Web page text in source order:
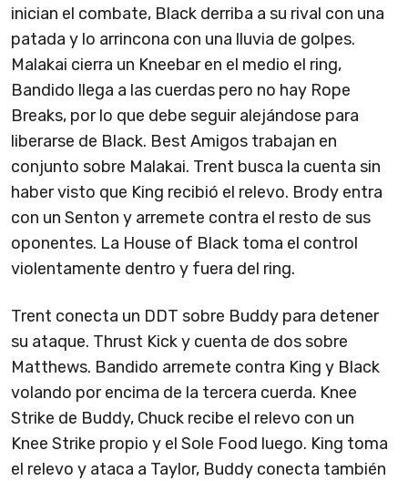
inician el combate, Black derriba a su rival con una
patada y lo arrincona con una lluvia de golpes.
Malakai cierra un Kneebar en el medio el ring,
Bandido llega a las cuerdas pero no hay Rope
Breaks, por lo que debe seguir alejándose para
liberarse de Black. Best Amigos trabajan en
conjunto sobre Malakai. Trent busca la cuenta sin
haber visto que King recibió el relevo. Brody entra
con un Senton y arremete contra el resto de sus
oponentes. La House of Black toma el control
violentamente dentro y fuera del ring.
Trent conecta un DDT sobre Buddy para detener
su ataque. Thrust Kick y cuenta de dos sobre
Matthews. Bandido arremete contra King y Black
volando por encima de la tercera cuerda. Knee
Strike de Buddy, Chuck recibe el relevo con un
Knee Strike propio y el Sole Food luego. King toma
el relevo y ataca a Taylor, Buddy conecta también